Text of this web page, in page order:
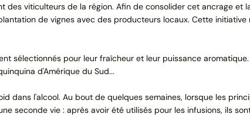
viticulteurs de la région. Afin de consolider cet ancrage et
de vignes avec des producteurs locaux. Cette
sélectionnés pour leur fraîcheur et leur puissance
d'Amérique du Sud...
dans l'alcool. Au bout de quelques semaines, lorsque les
seconde vie : après avoir été utilisés pour les infusions, ils